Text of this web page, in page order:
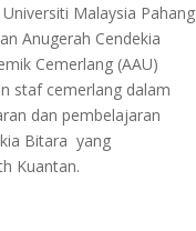
Malaysia Pahang
Anugerah Cendekia
Cemerlang (AAU)
staf cemerlang dalam
dan pembelajaran
Bitara yang
Kuantan.